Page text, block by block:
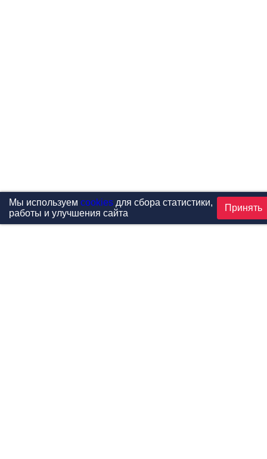
Мы используем cookiesдля сбора статистики,
работы и улучшения сайта
Принять